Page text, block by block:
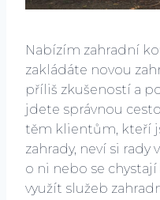
Nabízím zahradní
zakládáte novou
příliš zkušeností a
jdete správnou
těm klientům, kteří
zahrady, neví si
o ni nebo se
využít služeb